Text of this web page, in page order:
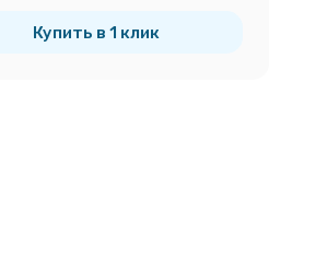
Купить в 1 клик